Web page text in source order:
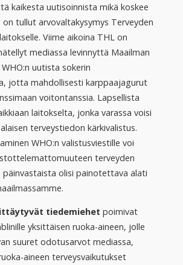
kaikesta uutisoinnista mikä koskee
tullut arvovaltakysymys Terveyden
Viime aikoina THL on
mediassa levinnyttä Maailman
uutista sokerin
jotta mahdollisesti karppaajagurut
voitontanssia. Lapsellista
laitokselta, jonka varassa voisi
terveystiedon kärkivalistus.
WHO:n valistusviestille voi
terveyden
päinvastaista olisi painotettava alati
tiedemiehet poimivat
yksittäisen ruoka-aineen, jolle
suuret odotusarvot mediassa,
aineen terveysvaikutukset